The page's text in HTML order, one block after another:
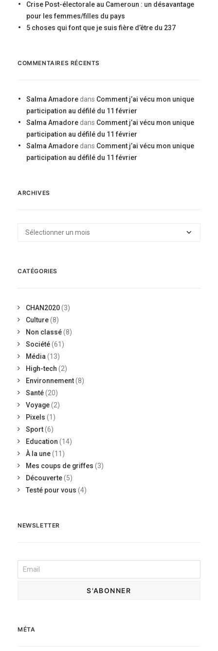
Crise Post-électorale au Cameroun : un désavantage
pour les femmes/filles du pays
5 choses qui font que je suis fière d’être du 237
COMMENTAIRES RÉCENTS
Salma Amadore dans Comment j’ai vécu mon unique
participation au défilé du 11 février
Salma Amadore dans Comment j’ai vécu mon unique
participation au défilé du 11 février
Salma Amadore dans Comment j’ai vécu mon unique
participation au défilé du 11 février
ARCHIVES
Archives
CATÉGORIES
CHAN2020(3)
Culture(8)
Non classé(8)
Société(61)
Média (13)
High-tech (2)
Environnement(8)
Santé(20)
Voyage(2)
Pixels (1)
Sport(6)
Education (14)
À la une(11)
Mes coups de griffes (3)
Découverte(5)
Testé pour vous (4)
NEWSLETTER
MÉTA